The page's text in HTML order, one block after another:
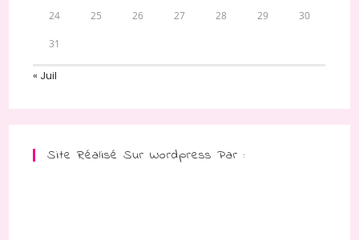
24 25 26 27 28 29 30
31
« Juil
Site Réalisé Sur Wordpress Par :